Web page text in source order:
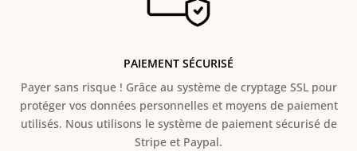
PAIEMENT SÉCURISÉ
Payer sans risque ! Grâce au système de cryptage SSL pour
protéger vos données personnelles et moyens de paiement
utilisés. Nous utilisons le système de paiement sécurisé de
Stripe et Paypal.